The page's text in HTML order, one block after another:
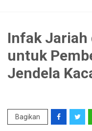
Infak
untuk
Jendela
Bagikan